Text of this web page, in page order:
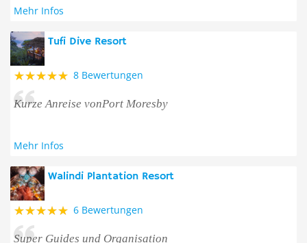
Mehr Infos
Tufi Dive Resort
8 Bewertungen
Kurze Anreise vonPort Moresby
Mehr Infos
Walindi Plantation Resort
6 Bewertungen
Super Guides und Organisation